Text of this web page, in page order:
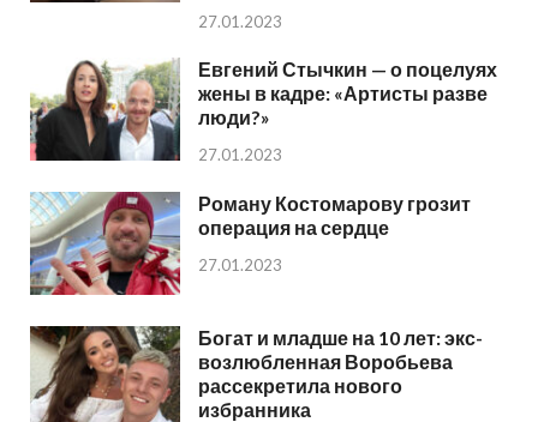
27.01.2023
Евгений Стычкин — о поцелуях
жены в кадре: «Артисты разве
люди?»
27.01.2023
Роману Костомарову грозит
операция на сердце
27.01.2023
Богат и младше на 10 лет: экс-
возлюбленная Воробьева
рассекретила нового
избранника